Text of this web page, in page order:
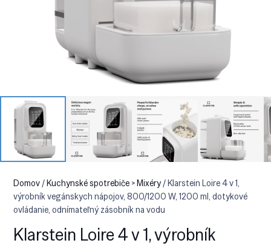
Domov/Kuchynské spotrebiče > Mixéry/ Klarstein Loire 4 v 1,
výrobník vegánskych nápojov, 800/1200 W, 1200 ml, dotykové
ovládanie, odnímateľný zásobník na vodu
Klarstein Loire 4 v 1, výrobník